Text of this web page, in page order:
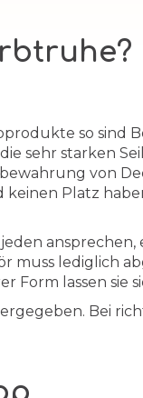
so sind
sehr starken
von
Platz
muss lediglich
Form lassen sie
Bei